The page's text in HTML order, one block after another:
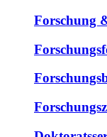
Forschung